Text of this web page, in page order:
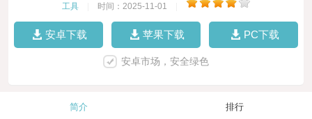
工具 时间：2025-11-01
安卓下载 苹果下载 PC下载
安卓市场，安全绿色
简介 排行